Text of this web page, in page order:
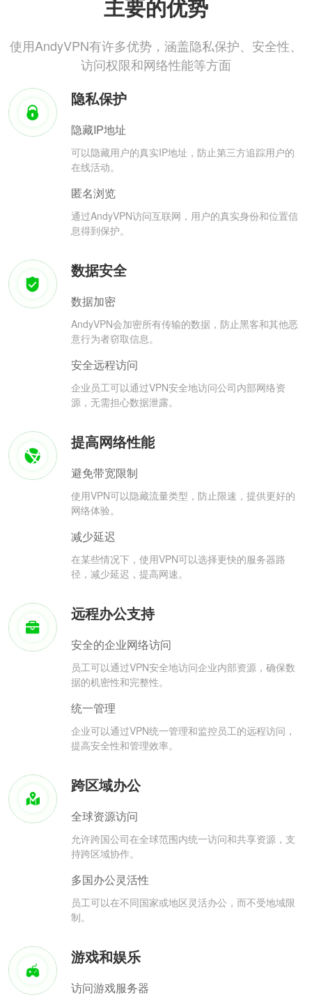
主要的优势
使用AndyVPN有许多优势，涵盖隐私保护、安全性、
访问权限和网络性能等方面
隐私保护
隐藏IP地址
可以隐藏用户的真实IP地址，防止第三方追踪用户的
在线活动。
匿名浏览
通过AndyVPN访问互联网，用户的真实身份和位置信
息得到保护。
数据安全
数据加密
AndyVPN会加密所有传输的数据，防止黑客和其他恶
意行为者窃取信息。
安全远程访问
企业员工可以通过VPN安全地访问公司内部网络资
源，无需担心数据泄露。
提高网络性能
避免带宽限制
使用VPN可以隐藏流量类型，防止限速，提供更好的
网络体验。
减少延迟
在某些情况下，使用VPN可以选择更快的服务器路
径，减少延迟，提高网速。
远程办公支持
安全的企业网络访问
员工可以通过VPN安全地访问企业内部资源，确保数
据的机密性和完整性。
统一管理
企业可以通过VPN统一管理和监控员工的远程访问，
提高安全性和管理效率。
跨区域办公
全球资源访问
允许跨国公司在全球范围内统一访问和共享资源，支
持跨区域协作。
多国办公灵活性
员工可以在不同国家或地区灵活办公，而不受地域限
制。
游戏和娱乐
访问游戏服务器